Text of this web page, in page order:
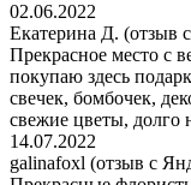
02.06.2022
Екатерина Д. (отзыв
Прекрасное место с
покупаю здесь
свечек, бомбочек,
свежие цветы, долго
14.07.2022
galinafoxl (отзыв с